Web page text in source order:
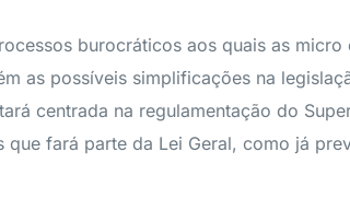
burocráticos aos quais as micro
as possíveis simplificações na
centrada na regulamentação do
fará parte da Lei Geral, como já